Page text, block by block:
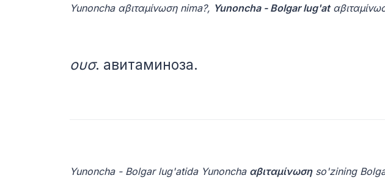
Yunoncha αβιταμίνωση nima?, Yunoncha - Bolgar lug'at
ουσ. авитаминоза.
Yunoncha - Bolgar lug'atida Yunoncha αβιταμίνωσηso'zining